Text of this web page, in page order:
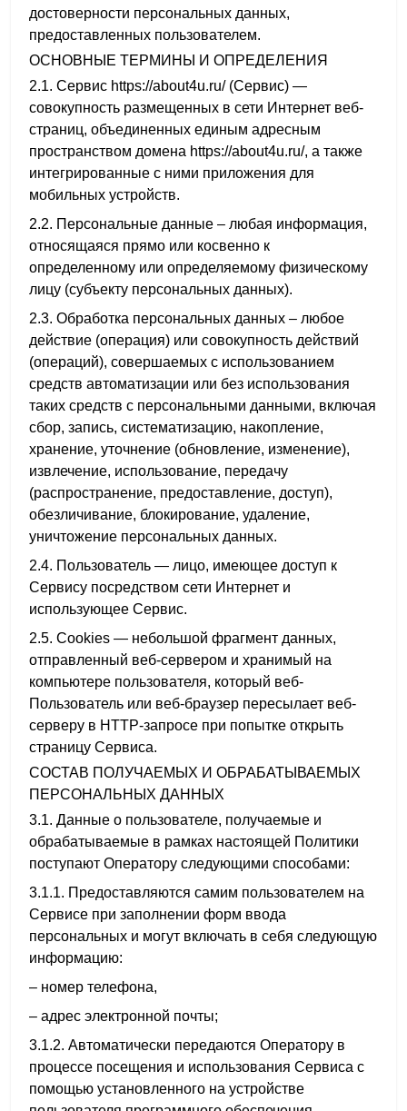
достоверности персональных данных,
предоставленных пользователем.
ОСНОВНЫЕ ТЕРМИНЫ И ОПРЕДЕЛЕНИЯ
2.1. Сервис https://about4u.ru/ (Сервис) —
совокупность размещенных в сети Интернет веб-
страниц, объединенных единым адресным
пространством домена https://about4u.ru/, а также
интегрированные с ними приложения для
мобильных устройств.
2.2. Персональные данные – любая информация,
относящаяся прямо или косвенно к
определенному или определяемому физическому
лицу (субъекту персональных данных).
2.3. Обработка персональных данных – любое
действие (операция) или совокупность действий
(операций), совершаемых с использованием
средств автоматизации или без использования
таких средств с персональными данными, включая
сбор, запись, систематизацию, накопление,
хранение, уточнение (обновление, изменение),
извлечение, использование, передачу
(распространение, предоставление, доступ),
обезличивание, блокирование, удаление,
уничтожение персональных данных.
2.4. Пользователь — лицо, имеющее доступ к
Сервису посредством сети Интернет и
использующее Сервис.
2.5. Cookies — небольшой фрагмент данных,
отправленный веб-сервером и хранимый на
компьютере пользователя, который веб-
Пользователь или веб-браузер пересылает веб-
серверу в HTTP-запросе при попытке открыть
страницу Сервиса.
СОСТАВ ПОЛУЧАЕМЫХ И ОБРАБАТЫВАЕМЫХ
ПЕРСОНАЛЬНЫХ ДАННЫХ
3.1. Данные о пользователе, получаемые и
обрабатываемые в рамках настоящей Политики
поступают Оператору следующими способами:
3.1.1. Предоставляются самим пользователем на
Сервисе при заполнении форм ввода
персональных и могут включать в себя следующую
информацию:
– номер телефона,
– адрес электронной почты;
3.1.2. Автоматически передаются Оператору в
процессе посещения и использования Сервиса с
помощью установленного на устройстве